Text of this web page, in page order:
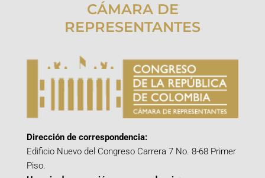
CÁMARA DE
REPRESENTANTES
Dirección de correspondencia:
Edificio Nuevo del Congreso Carrera 7 No. 8-68 Primer
Piso.